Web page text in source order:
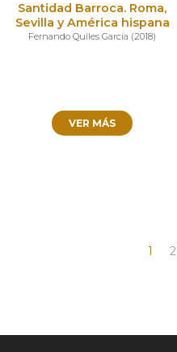
Santidad Barroca. Roma,
Sevilla y América hispana
Fernando Quiles García (2018)
VER MÁS
1 2